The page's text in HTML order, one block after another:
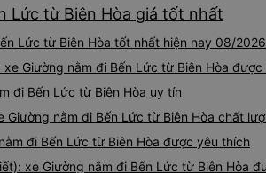
Lức từ Biên Hòa giá tốt nhất
Lức từ Biên Hòa tốt nhất hiện nay 08/2026
xe Giường nằm đi Bến Lức từ Biên Hòa
đi Bến Lức từ Biên Hòa uy tín
Giường nằm đi Bến Lức từ Biên Hòa chất
đi Bến Lức từ Biên Hòa được yêu thích
xe Giường nằm đi Bến Lức từ Biên Hòa